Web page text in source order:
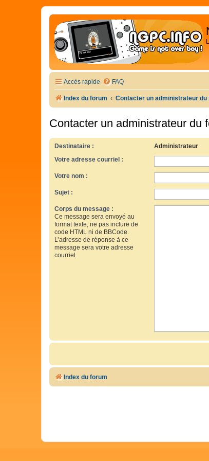
Accès rapide FAQ
Index du forum Contacter un administrateur du
Contacter un administrateur du
Destinataire :
Administrateur
Votre adresse courriel :
Votre nom :
Sujet :
Corps du message :
Ce message sera envoyé au
format texte, ne pas inclure de
code HTML ni de BBCode.
L’adresse de réponse à ce
message sera votre adresse
courriel.
Index du forum